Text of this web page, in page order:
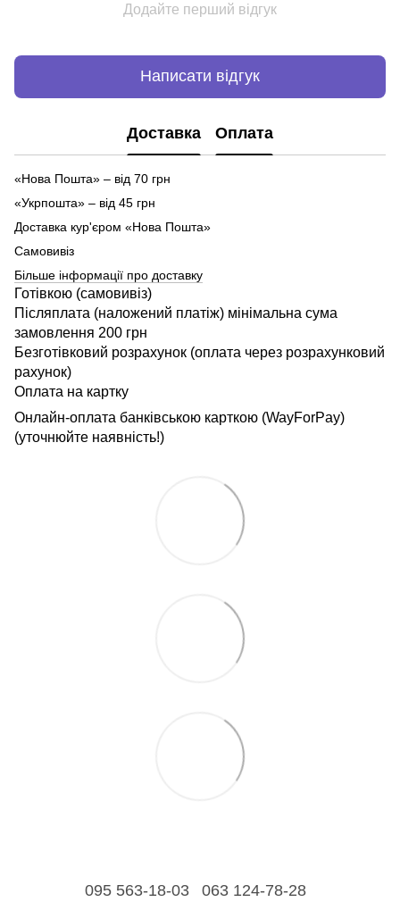
Додайте перший відгук
Написати відгук
Доставка Оплата
«Нова Пошта» – від 70 грн
«Укрпошта» – від 45 грн
Доставка кур'єром «Нова Пошта»
Самовивіз
Більше інформації про доставку
Готівкою (самовивіз)
Післяплата (наложений платіж) мінімальна сума
замовлення 200 грн
Безготівковий розрахунок (оплата через розрахунковий
рахунок)
Оплата на картку
Онлайн-оплата банківською карткою (WayForPay)
(уточнюйте наявність!)
095 563-18-03 063 124-78-28